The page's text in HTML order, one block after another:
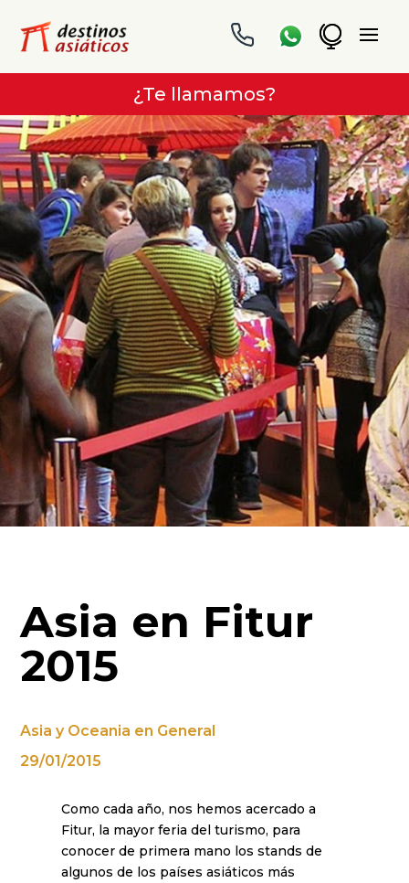
¿Te llamamos?
Asia en Fitur
2015
Asia y Oceania en General
29/01/2015
Como cada año, nos hemos acercado a
Fitur, la mayor feria del turismo, para
conocer de primera mano los stands de
algunos de los países asiáticos más